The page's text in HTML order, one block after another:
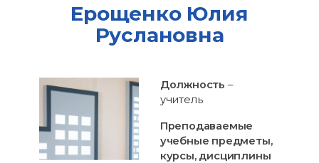
Ерощенко Юлия
Руслановна
Должность –
учитель
Преподаваемые
учебные предметы,
курсы, дисциплины